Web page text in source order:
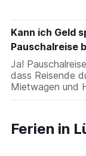
Kann ich Geld
Pauschalreise
Ja!
dass Reisende
Mietwagen und
Ferien in